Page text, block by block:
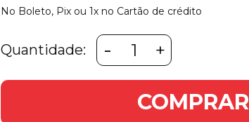
No Boleto, Pix ou 1x no Cartão de crédito
Quantidade: - +
COMPRAR